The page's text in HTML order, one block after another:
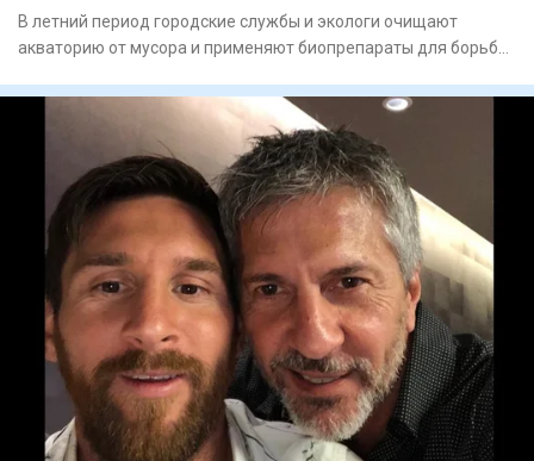
В летний период городские службы и экологи очищают
акваторию от мусора и применяют биопрепараты для борьбы